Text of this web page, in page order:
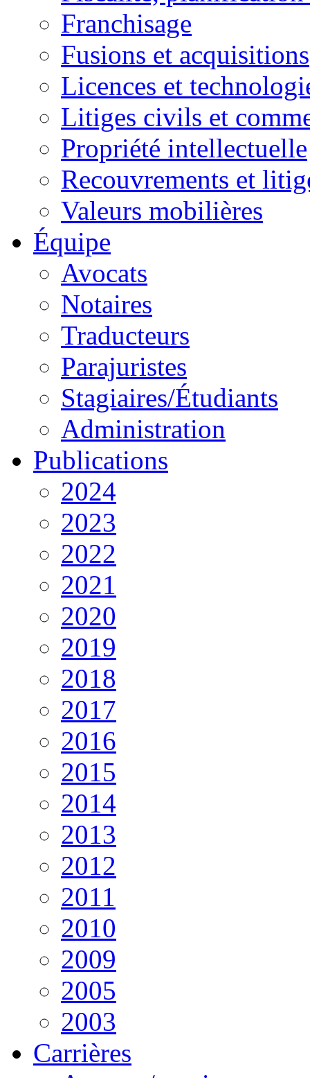
Franchisage
Fusions et acquisitions
Licences et
Litiges civils et
Propriété intellectuelle
Recouvrements et
Valeurs mobilières
Équipe
Avocats
Notaires
Traducteurs
Parajuristes
Stagiaires/Étudiants
Administration
Publications
2024
2023
2022
2021
2020
2019
2018
2017
2016
2015
2014
2013
2012
2011
2010
2009
2005
2003
Carrières